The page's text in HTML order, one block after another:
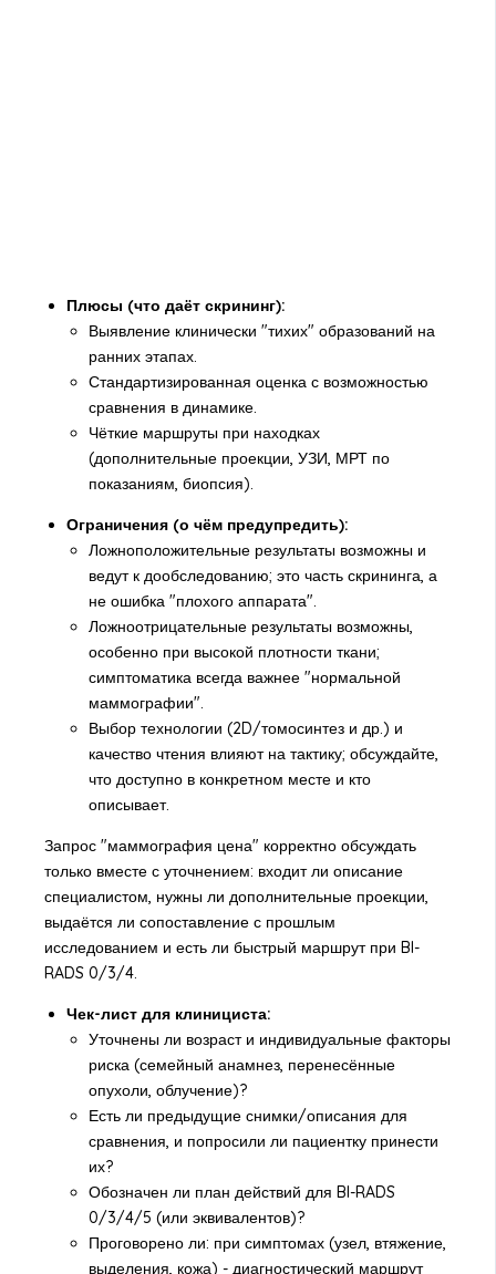
Плюсы (что даёт скрининг):
Выявление клинически "тихих" образований на
ранних этапах.
Стандартизированная оценка с возможностью
сравнения в динамике.
Чёткие маршруты при находках
(дополнительные проекции, УЗИ, МРТ по
показаниям, биопсия).
Ограничения (о чём предупредить):
Ложноположительные результаты возможны и
ведут к дообследованию; это часть скрининга, а
не ошибка "плохого аппарата".
Ложноотрицательные результаты возможны,
особенно при высокой плотности ткани;
симптоматика всегда важнее "нормальной
маммографии".
Выбор технологии (2D/томосинтез и др.) и
качество чтения влияют на тактику; обсуждайте,
что доступно в конкретном месте и кто
описывает.
Запрос "маммография цена" корректно обсуждать
только вместе с уточнением: входит ли описание
специалистом, нужны ли дополнительные проекции,
выдаётся ли сопоставление с прошлым
исследованием и есть ли быстрый маршрут при BI-
RADS 0/3/4.
Чек-лист для клинициста:
Уточнены ли возраст и индивидуальные факторы
риска (семейный анамнез, перенесённые
опухоли, облучение)?
Есть ли предыдущие снимки/описания для
сравнения, и попросили ли пациентку принести
их?
Обозначен ли план действий для BI-RADS
0/3/4/5 (или эквивалентов)?
Проговорено ли: при симптомах (узел, втяжение,
выделения, кожа) - диагностический маршрут